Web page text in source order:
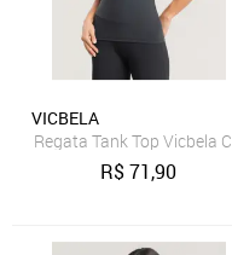
VICBELA
Regata Tank Top Vicbela
R$71,90